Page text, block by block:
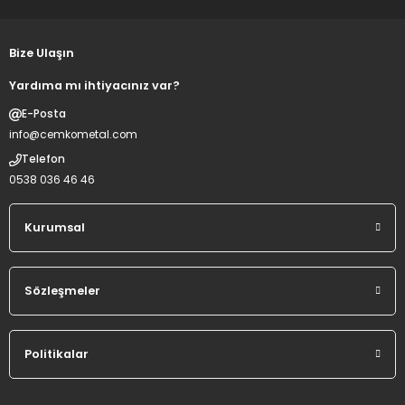
Bize Ulaşın
Yardıma mı ihtiyacınız var?
E-Posta
info@cemkometal.com
Telefon
0538 036 46 46
Kurumsal
Sözleşmeler
Politikalar